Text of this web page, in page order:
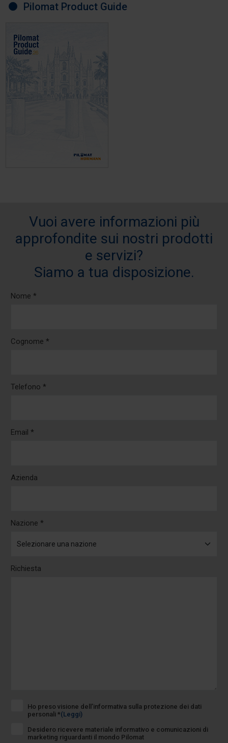
Pilomat Product Guide
Vuoi avere informazioni più
approfondite sui nostri prodotti
e servizi?
Siamo a tua disposizione.
Nome *
Cognome *
Telefono *
Email *
Azienda
Nazione *
Richiesta
Ho preso visione dell’informativa sulla protezione dei dati
personali *(Leggi)
Desidero ricevere materiale informativo e comunicazioni di
marketing riguardanti il mondo Pilomat